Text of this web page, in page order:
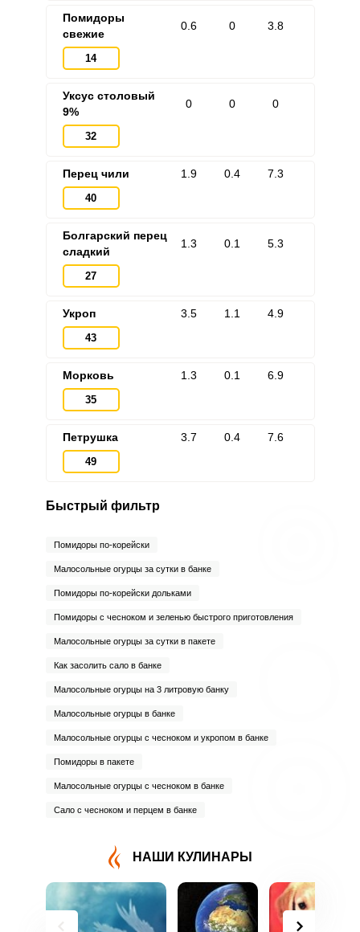
Помидоры
свежие
14
0.6 0 3.8
Уксус столовый
9%
32
0 0 0
Перец чили
40
1.9 0.4 7.3
Болгарский перец
сладкий
27
1.3 0.1 5.3
Укроп
43
3.5 1.1 4.9
Морковь
35
1.3 0.1 6.9
Петрушка
49
3.7 0.4 7.6
Быстрый фильтр
Помидоры по-корейски
Малосольные огурцы за сутки в банке
Помидоры по-корейски дольками
Помидоры с чесноком и зеленью быстрого приготовления
Малосольные огурцы за сутки в пакете
Как засолить сало в банке
Малосольные огурцы на 3 литровую банку
Малосольные огурцы в банке
Малосольные огурцы с чесноком и укропом в банке
Помидоры в пакете
Малосольные огурцы с чесноком в банке
Сало с чесноком и перцем в банке
НАШИ КУЛИНАРЫ
Войдите
или